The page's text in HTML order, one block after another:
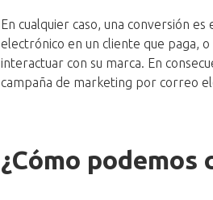
En cualquier caso, una conversión
electrónico en un cliente que paga,
interactuar con su marca. En
campaña de marketing por correo
¿Cómo podemos